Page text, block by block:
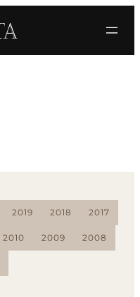
2019 2018 2017
2010 2009 2008